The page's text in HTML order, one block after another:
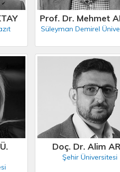
Prof. Dr. Mehmet
Süleyman Demirel
Doç. Dr. Alim
Şehir Üniversitesi